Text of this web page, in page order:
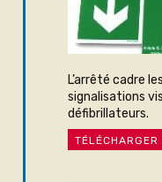
L’arrêté cadre
signalisations
défibrillateurs.
TÉLÉCHARGER